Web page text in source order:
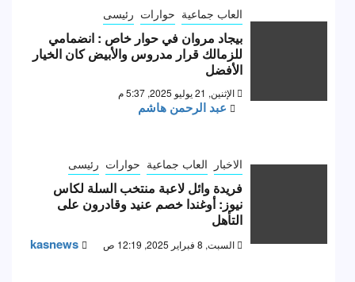
العاب جماعية حوارات رئيسى
بيجاد مروان في حوار خاص : انضمامي
للزمالك قرار مدروس والأبيض كان الخيار
الأفضل
الإثنين, 21 يوليو 2025, 5:37 م
عبد الرحمن هاشم
الاخبار العاب جماعية حوارات رئيسى
فريدة وائل لاعبة منتخب السلة لكاس
نيوز: أوغندا خصم عنيد وقادرون على
التأهل
السبت, 8 فبراير 2025, 12:19 ص kasnews